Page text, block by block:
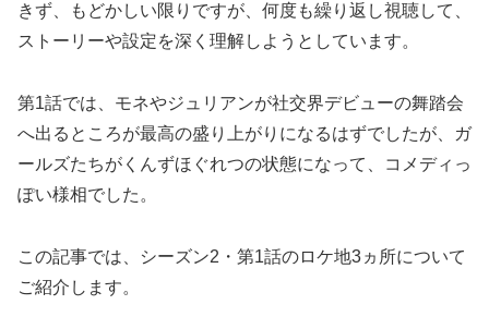
きず、もどかしい限りですが、何度も繰り返し視聴して、
ストーリーや設定を深く理解しようとしています。
第1話では、モネやジュリアンが社交界デビューの舞踏会
へ出るところが最高の盛り上がりになるはずでしたが、ガ
ールズたちがくんずほぐれつの状態になって、コメディっ
ぽい様相でした。
この記事では、シーズン2・第1話のロケ地3ヵ所について
ご紹介します。